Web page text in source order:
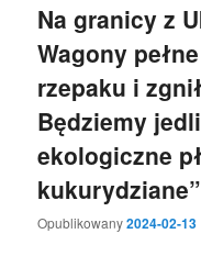
Na granicy z
Wagony
rzepaku i
Będziemy
ekologiczne
Opublikowany2024-02-13